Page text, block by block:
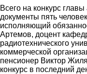
Всего на конкурс
документы пять
исполняющий
Артемов, доцент
радиотехнического
коммерческой
пенсионер Виктор
конкурс в последний